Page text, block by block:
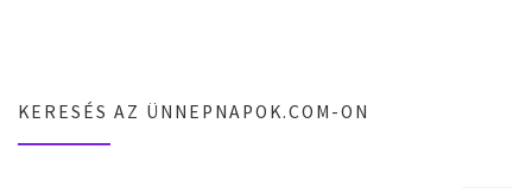
KERESÉS AZ ÜNNEPNAPOK.COM-ON